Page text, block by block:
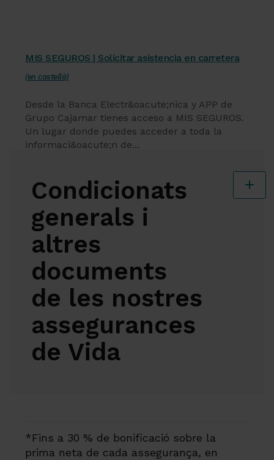
MIS SEGUROS | Solicitar asistencia en carretera
(en castellà)
Desde la Banca Electr&oacute;nica y APP de
Grupo Cajamar tienes acceso a MIS SEGUROS.
Un lugar donde puedes acceder a toda la
informaci&oacute;n de...
Condicionats
generals i
altres
documents
de les nostres
assegurances
de Vida
*Fins a 30 % de bonificació sobre la
prima neta de cada assegurança, en